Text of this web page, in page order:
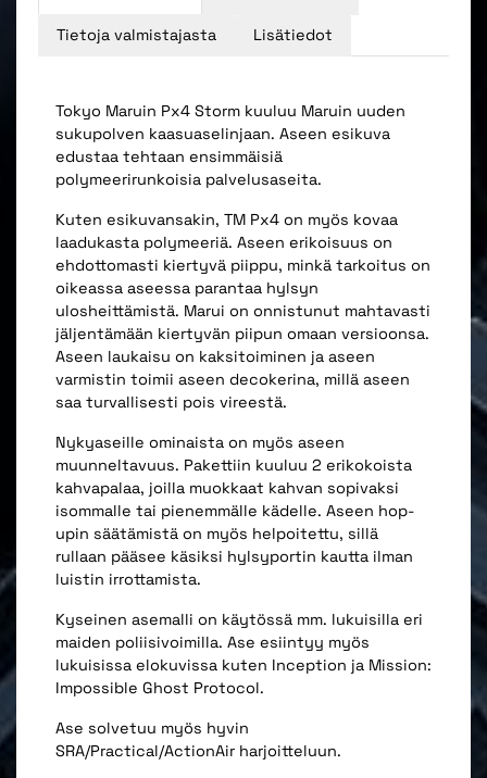
Tietoja valmistajasta Lisätiedot
Tokyo Maruin Px4 Storm kuuluu Maruin uuden
sukupolven kaasuaselinjaan. Aseen esikuva
edustaa tehtaan ensimmäisiä
polymeerirunkoisia palvelusaseita.
Kuten esikuvansakin, TM Px4 on myös kovaa
laadukasta polymeeriä. Aseen erikoisuus on
ehdottomasti kiertyvä piippu, minkä tarkoitus on
oikeassa aseessa parantaa hylsyn
ulosheittämistä. Marui on onnistunut mahtavasti
jäljentämään kiertyvän piipun omaan versioonsa.
Aseen laukaisu on kaksitoiminen ja aseen
varmistin toimii aseen decokerina, millä aseen
saa turvallisesti pois vireestä.
Nykyaseille ominaista on myös aseen
muunneltavuus. Pakettiin kuuluu 2 erikokoista
kahvapalaa, joilla muokkaat kahvan sopivaksi
isommalle tai pienemmälle kädelle. Aseen hop-
upin säätämistä on myös helpoitettu, sillä
rullaan pääsee käsiksi hylsyportin kautta ilman
luistin irrottamista.
Kyseinen asemalli on käytössä mm. lukuisilla eri
maiden poliisivoimilla. Ase esiintyy myös
lukuisissa elokuvissa kuten Inception ja Mission:
Impossible Ghost Protocol.
Ase solvetuu myös hyvin
SRA/Practical/ActionAir harjoitteluun.